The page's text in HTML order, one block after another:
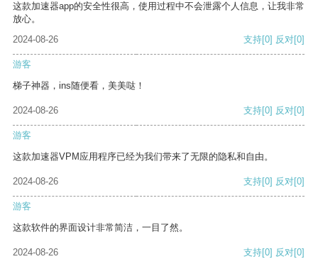
这款加速器app的安全性很高，使用过程中不会泄露个人信息，让我非常
放心。
2024-08-26
支持[0] 反对[0]
游客
梯子神器，ins随便看，美美哒！
2024-08-26 支持[0] 反对[0]
游客
这款加速器VPM应用程序已经为我们带来了无限的隐私和自由。
2024-08-26 支持[0] 反对[0]
游客
这款软件的界面设计非常简洁，一目了然。
2024-08-26 支持[0] 反对[0]